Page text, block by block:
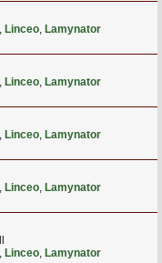
, Linceo, Lamynator
, Linceo, Lamynator
, Linceo, Lamynator
, Linceo, Lamynator
, Linceo, Lamynator